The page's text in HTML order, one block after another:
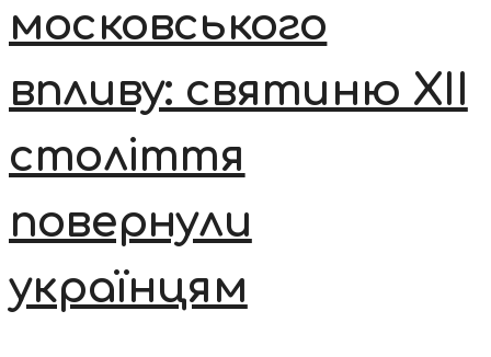
московського
впливу: святиню XII
століття
повернули
українцям